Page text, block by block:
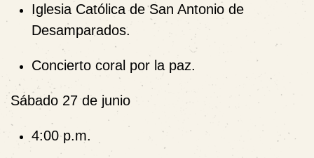
Iglesia Católica de San Antonio de
Desamparados.
Concierto coral por la paz.
Sábado 27 de junio
4:00 p.m.